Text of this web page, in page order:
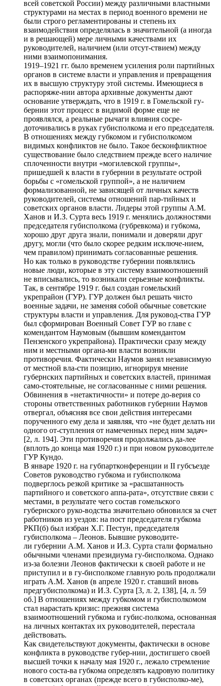
всей советской России) между различными властными
структурами на местах в период военного времени не
были строго регламентированы и степень их
взаимодействия определялась в значительной (а иногда
и в решающей) мере личными качествами их
руководителей, наличием (или отсут-ствием) между
ними взаимопонимания.
1919–1921 гг. было временем усиления роли партийных
органов в системе власти и управления и превращения
их в высшую структуру этой системы. Имеющиеся в
распоряже-нии автора архивные документы дают
основание утверждать, что в 1919 г. в Гомельской гу-
бернии этот процесс в видимой форме еще не
проявлялся, а реальные рычаги влияния сосре-
доточивались в руках губисполкома и его председателя.
В отношениях между губкомом и губисполкомом
видимых конфликтов не было. Такое бесконфликтное
существование было следствием прежде всего наличие
сплоченности внутри «могилевской группы»,
пришедшей к власти в губернии в результате острой
борьбы с «гомельской группой», а не наличием
формализованной, не зависящей от личных качеств
руководителей, системы отношений пар-тийных и
советских органов власти. Лидеры этой группы А.М.
Ханов и И.З. Сурта весь 1919 г. менялись должностями
председателя губисполкома (губревкома) и губкома,
хорошо друг друга знали, понимали и доверяли друг
другу, могли (что было скорее редким исключе-нием,
чем правилом) принимать согласованные решения.
Но как только в руководстве губернии появлялись
новые люди, которые в эту систему взаимоотношений
не вписывались, то возникали серьезные конфликты.
Так, в сентябре 1919 г. был создан гомельский
укрепрайон (ГУР). ГУР должен был решать чисто
военные задачи, не заменяя собой обычные советские
структуры власти и управления. Для руковод-ства ГУР
был сформирован Военный Совет ГУР во главе с
комендантом Наумовым (бывшим комендантом
Пензенского укрепрайона). Практически сразу между
ним и местными органа-ми власти возникли
противоречия. Фактически Наумов занял независимую
от местной вла-сти позицию, игнорируя мнение
губернских партийных и советских властей, принимая
само-стоятельные, не согласованные с ними решения.
Обвинения в «нетактичности» и потере до-верия со
стороны ответственных работников губернии Наумов
отвергал, объясняя все свои действия интересами
порученного ему дела и заявляя, что «не будет делать ни
одного от-ступления от намеченных перед ним задач»
[2, л. 194]. Эти противоречия продолжались да-лее
(вплоть до конца мая 1920 г.) и при новом руководителе
ГУР Кундо.
В январе 1920 г. на губпартконференции и II губсъезде
Советов руководство губкома и губисполкома
подверглось резкой критике за «расшатанность
партийного и советского аппа-рата», отсутствие связи с
местами, в результате чего состав гомельского
губернского руко-водства значительно обновился за счет
работников из уездов: на пост председателя губкома
РКП(б) был избран Х.Г. Пестун, председателя
губисполкома – Леонов. Бывшие руководите-
ли губернии А.М. Ханов и И.З. Сурта стали формально
обычными членами президиума гу-бисполкома. Однако
из-за болезни Леонов фактически к своей работе и не
приступил и в гу-бисполкоме главную роль продолжали
играть А.М. Ханов (в апреле 1920 г. ставший вновь
предгубисполкома) и И.З. Сурта [3, л. 2, 138], [4, л. 59
об.] В отношениях между губкомом и губисполкомом
стал нарастать кризис: прежняя система
взаимоотношений губкома и губис-полкома, основанная
на личных контактах их руководителей, перестала
действовать.
Как свидетельствуют документы, фактически в основе
конфликта в руководстве губер-нии, достигшего своей
высшей точки к началу мая 1920 г., лежало стремление
нового соста-ва губкома определять кадровую политику
в советских органах (прежде всего в губисполко-ме),